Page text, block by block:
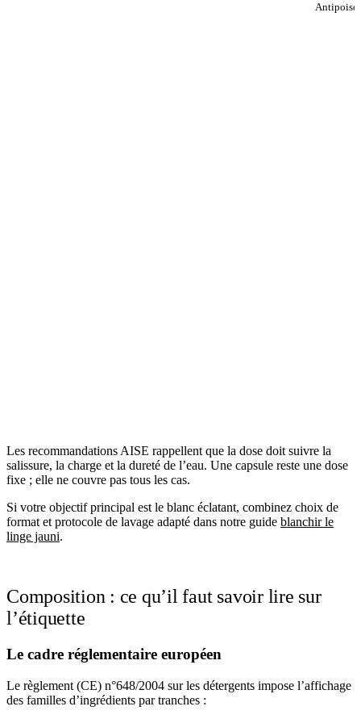
Les recommandations AISE rappellent que la dose doit suivre la
salissure, la charge et la dureté de l’eau. Une capsule reste une dose
fixe ; elle ne couvre pas tous les cas.
Si votre objectif principal est le blanc éclatant, combinez choix de
format et protocole de lavage adapté dans notre guide blanchir le
linge jauni.
Composition : ce qu’il faut savoir lire sur
l’étiquette
Le cadre réglementaire européen
Le règlement (CE) n°648/2004 sur les détergents impose l’affichage
des familles d’ingrédients par tranches :